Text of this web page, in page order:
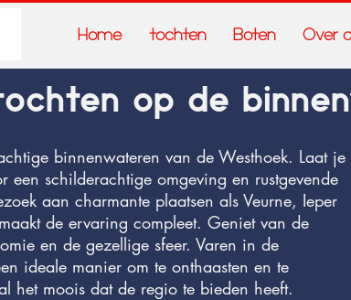
Home tochten Boten Over
op de
binnenwateren van de Westhoek. Laat je
een schilderachtige omgeving en rustgevende
aan charmante plaatsen als Veurne, Ieper
de ervaring compleet. Geniet van de
en de gezellige sfeer. Varen in de
ideale manier om te onthaasten en te
het moois dat de regio te bieden heeft.